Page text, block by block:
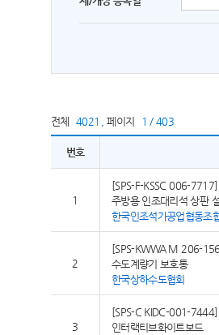
전체 4021 페이지 1 / 403
번호
1
[SPS-F-KSSC 006-7717]
주방용 인조대리석 상판
한국인조석가공업협동조
2
[SPS-KWWA M 206-
수도계량기 보호통
한국상하수도협회
3
[SPS-C KIDC-001-7444]
인터랙티브화이트보드